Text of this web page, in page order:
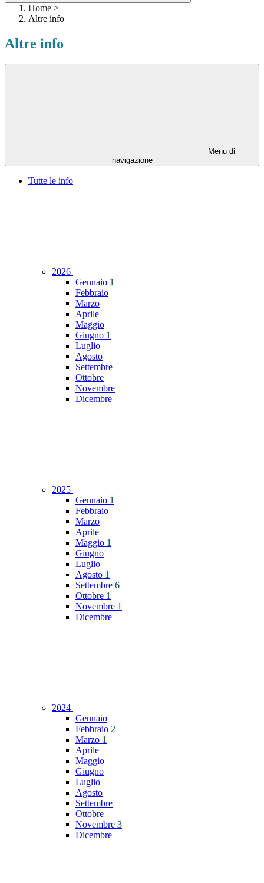
Home >
Altre info
Altre info
Menu di
navigazione
Tutte le info
2026
Gennaio 1
Febbraio
Marzo
Aprile
Maggio
Giugno 1
Luglio
Agosto
Settembre
Ottobre
Novembre
Dicembre
2025
Gennaio 1
Febbraio
Marzo
Aprile
Maggio 1
Giugno
Luglio
Agosto 1
Settembre 6
Ottobre 1
Novembre 1
Dicembre
2024
Gennaio
Febbraio 2
Marzo 1
Aprile
Maggio
Giugno
Luglio
Agosto
Settembre
Ottobre
Novembre 3
Dicembre